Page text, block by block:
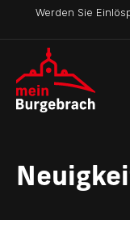
Werden Sie